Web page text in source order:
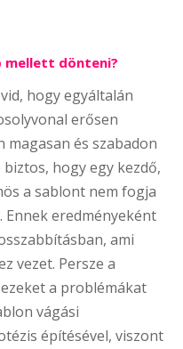
mellett dönteni?
hogy egyáltalán
erősen
és szabadon
hogy egy kezdő,
a sablont nem fogja
eredményeként
ami
vezet. Persze a
a problémákat
vágási
építésével, viszont